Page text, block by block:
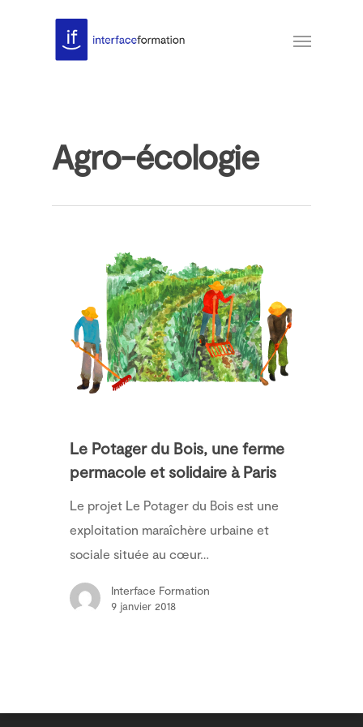
Agro-écologie
Le Potager du Bois, une ferme
permacole et solidaire à Paris
Le projet Le Potager du Bois est une
exploitation maraîchère urbaine et
sociale située au cœur…
Interface Formation
9 janvier 2018